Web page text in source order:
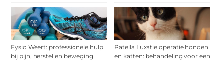
Fysio Weert: professionele hulp
bij pijn, herstel en beweging
Patella Luxatie operatie honden
en katten: behandeling voor een